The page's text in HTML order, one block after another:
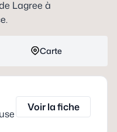
Lagree à
.
Carte
Voir la fiche